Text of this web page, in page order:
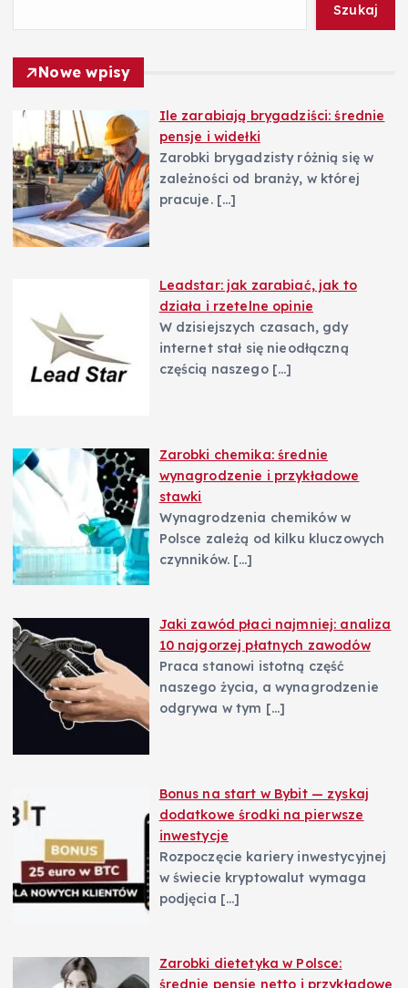
Szukaj
Nowe wpisy
Ile zarabiają brygadziści: średnie
pensje i widełki
Zarobki brygadzisty różnią się w
zależności od branży, w której
pracuje. […]
Leadstar: jak zarabiać, jak to
działa i rzetelne opinie
W dzisiejszych czasach, gdy
internet stał się nieodłączną
częścią naszego […]
Zarobki chemika: średnie
wynagrodzenie i przykładowe
stawki
Wynagrodzenia chemików w
Polsce zależą od kilku kluczowych
czynników. […]
Jaki zawód płaci najmniej: analiza
10 najgorzej płatnych zawodów
Praca stanowi istotną część
naszego życia, a wynagrodzenie
odgrywa w tym […]
Bonus na start w Bybit — zyskaj
dodatkowe środki na pierwsze
inwestycje
Rozpoczęcie kariery inwestycyjnej
w świecie kryptowalut wymaga
podjęcia […]
Zarobki dietetyka w Polsce:
średnie pensje netto i przykładowe